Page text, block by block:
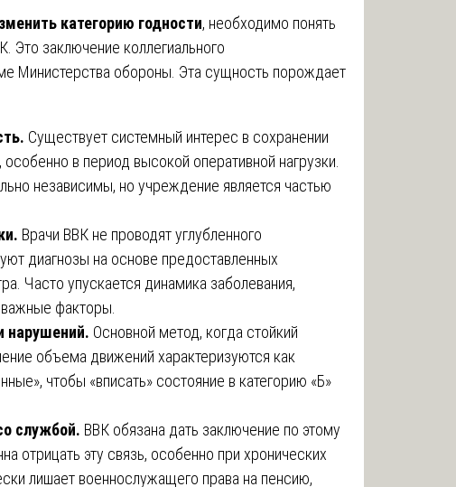
категорию годности, необходимо понять
заключение коллегиального
Министерства обороны. Эта сущность порождает
Существует системный интерес в сохранении
особенно в период высокой оперативной нагрузки.
независимы, но учреждение является частью
Врачи ВВК не проводят углубленного
диагнозы на основе предоставленных
Часто упускается динамика заболевания,
факторы.
нарушений. Основной метод, когда стойкий
объема движений характеризуются как
чтобы «вписать» состояние в категорию «Б»
службой. ВВК обязана дать заключение по этому
отрицать эту связь, особенно при хронических
лишает военнослужащего права на пенсию,